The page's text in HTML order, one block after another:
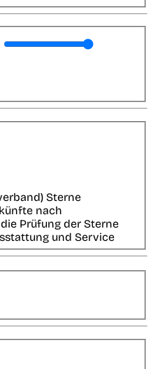
Sterne
nach
Prüfung der Sterne
und Service